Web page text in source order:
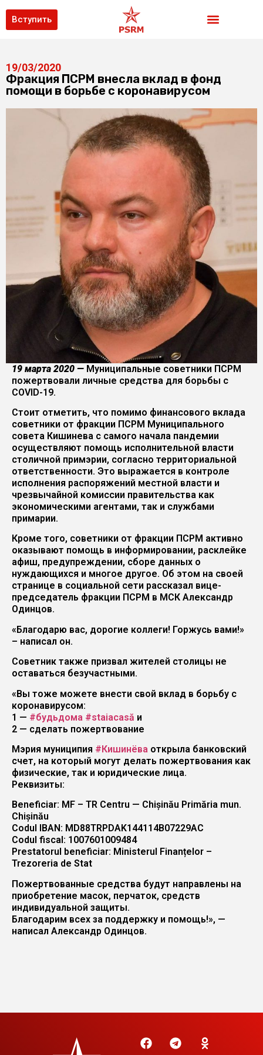
Вступить
19/03/2020
Фракция ПСРМ внесла вклад в фонд
помощи в борьбе с коронавирусом
19 марта 2020 — Муниципальные советники ПСРМ
пожертвовали личные средства для борьбы с
COVID-19.
Стоит отметить, что помимо финансового вклада
советники от фракции ПСРМ Муниципального
совета Кишинева с самого начала пандемии
осуществляют помощь исполнительной власти
столичной примэрии, согласно территориальной
ответственности. Это выражается в контроле
исполнения распоряжений местной власти и
чрезвычайной комиссии правительства как
экономическими агентами, так и службами
примарии.
Кроме того, советники от фракции ПСРМ активно
оказывают помощь в информировании, расклейке
афиш, предупреждении, сборе данных о
нуждающихся и многое другое. Об этом на своей
странице в социальной сети рассказал вице-
председатель фракции ПСРМ в МСК Александр
Одинцов.
«Благодарю вас, дорогие коллеги! Горжусь вами!»
– написал он.
Советник также призвал жителей столицы не
оставаться безучастными.
«Вы тоже можете внести свой вклад в борьбу с
коронавирусом:
1 — #будьдома #staiacasă и
2 — сделать пожертвование
Мэрия муниципия #Кишинёва открыла банковский
счет, на который могут делать пожертвования как
физические, так и юридические лица.
Реквизиты:
Beneficiar: MF – TR Centru — Chișinău Primăria mun.
Chișinău
Codul IBAN: MD88TRPDAK144114B07229AC
Codul fiscal: 1007601009484
Prestatorul beneficiar: Ministerul Finanțelor –
Trezoreria de Stat
Пожертвованные средства будут направлены на
приобретение масок, перчаток, средств
индивидуальной защиты.
Благодарим всех за поддержку и помощь!», —
написал Александр Одинцов.